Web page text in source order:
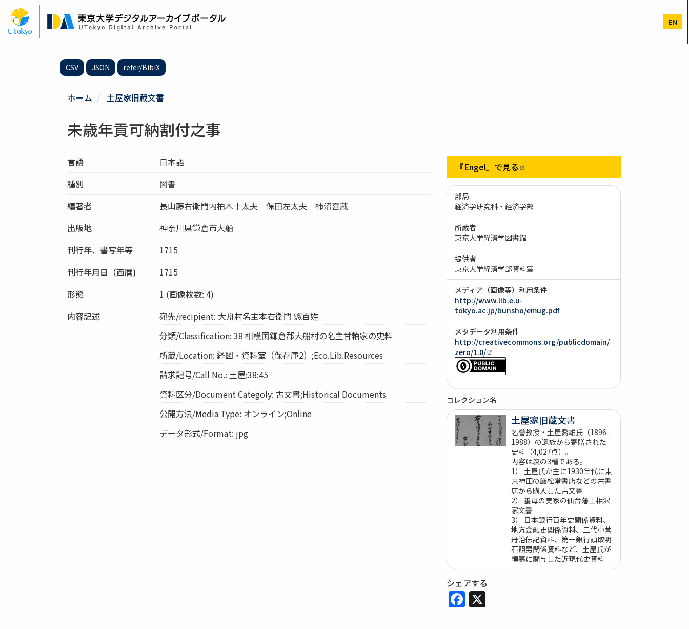
ン
EN
CSV JSON refer/BibIX
ホーム 土屋家旧蔵文書
未歳年貢可納割付之事
言語
日本語
種別
図書
編著者
長山藤右衛門内柏木十太夫 保田左太夫 柿沼喜蔵
出版地
神奈川県鎌倉市大船
刊行年、書写年等
1715
刊行年月日（西暦)
1715
形態
1 (画像枚数: 4)
内容記述
宛先/recipient: 大舟村名主本右衛門 惣百姓
分類/Classification: 38 相模国鎌倉郡大船村の名主甘粕家の史料
所蔵/Location: 経図・資料室（保存庫2）;Eco.Lib.Resources
請求記号/Call No.: 土屋:38:45
資料区分/Document Categoly: 古文書;Historical Documents
公開方法/Media Type: オンライン;Online
データ形式/Format: jpg
『Engel』で見る
部局
経済学研究科・経済学部
所蔵者
東京大学経済学図書館
提供者
東京大学経済学部資料室
メディア（画像等）利用条件
http://www.lib.e.u-
tokyo.ac.jp/bunsho/emug.pdf
メタデータ利用条件
http://creativecommons.org/publicdomain/
zero/1.0/
コレクション名
土屋家旧蔵文書
名誉教授・土屋喬雄氏（1896-
1988）の遺族から寄贈された
史料（4,027点）。
内容は次の3種である。
1） 土屋氏が主に1930年代に東
京神田の厳松堂書店などの古書
店から購入した古文書
2） 養母の実家の仙台藩士相沢
家文書
3） 日本銀行百年史関係資料、
地方金融史関係資料、二代小菅
丹治伝記資料、第一銀行頭取明
石照男関係資料など、土屋氏が
編纂に関与した近現代史資料
シェアする
Facebook
X